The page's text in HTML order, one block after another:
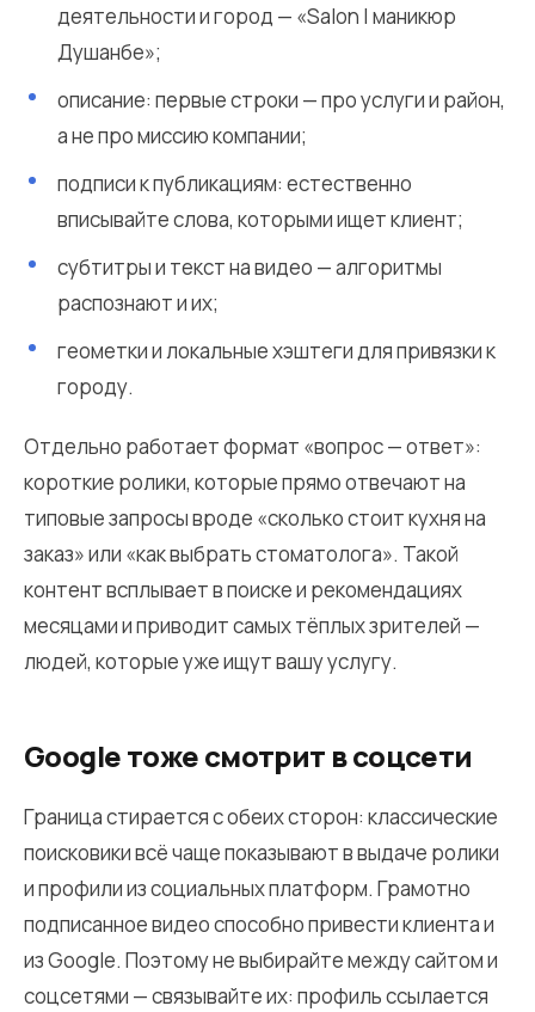
деятельности и город — «Salon | маникюр
Душанбе»;
описание: первые строки — про услуги и район,
а не про миссию компании;
подписи к публикациям: естественно
вписывайте слова, которыми ищет клиент;
субтитры и текст на видео — алгоритмы
распознают и их;
геометки и локальные хэштеги для привязки к
городу.
Отдельно работает формат «вопрос — ответ»:
короткие ролики, которые прямо отвечают на
типовые запросы вроде «сколько стоит кухня на
заказ» или «как выбрать стоматолога». Такой
контент всплывает в поиске и рекомендациях
месяцами и приводит самых тёплых зрителей —
людей, которые уже ищут вашу услугу.
Google тоже смотрит в соцсети
Граница стирается с обеих сторон: классические
поисковики всё чаще показывают в выдаче ролики
и профили из социальных платформ. Грамотно
подписанное видео способно привести клиента и
из Google. Поэтому не выбирайте между сайтом и
соцсетями — связывайте их: профиль ссылается